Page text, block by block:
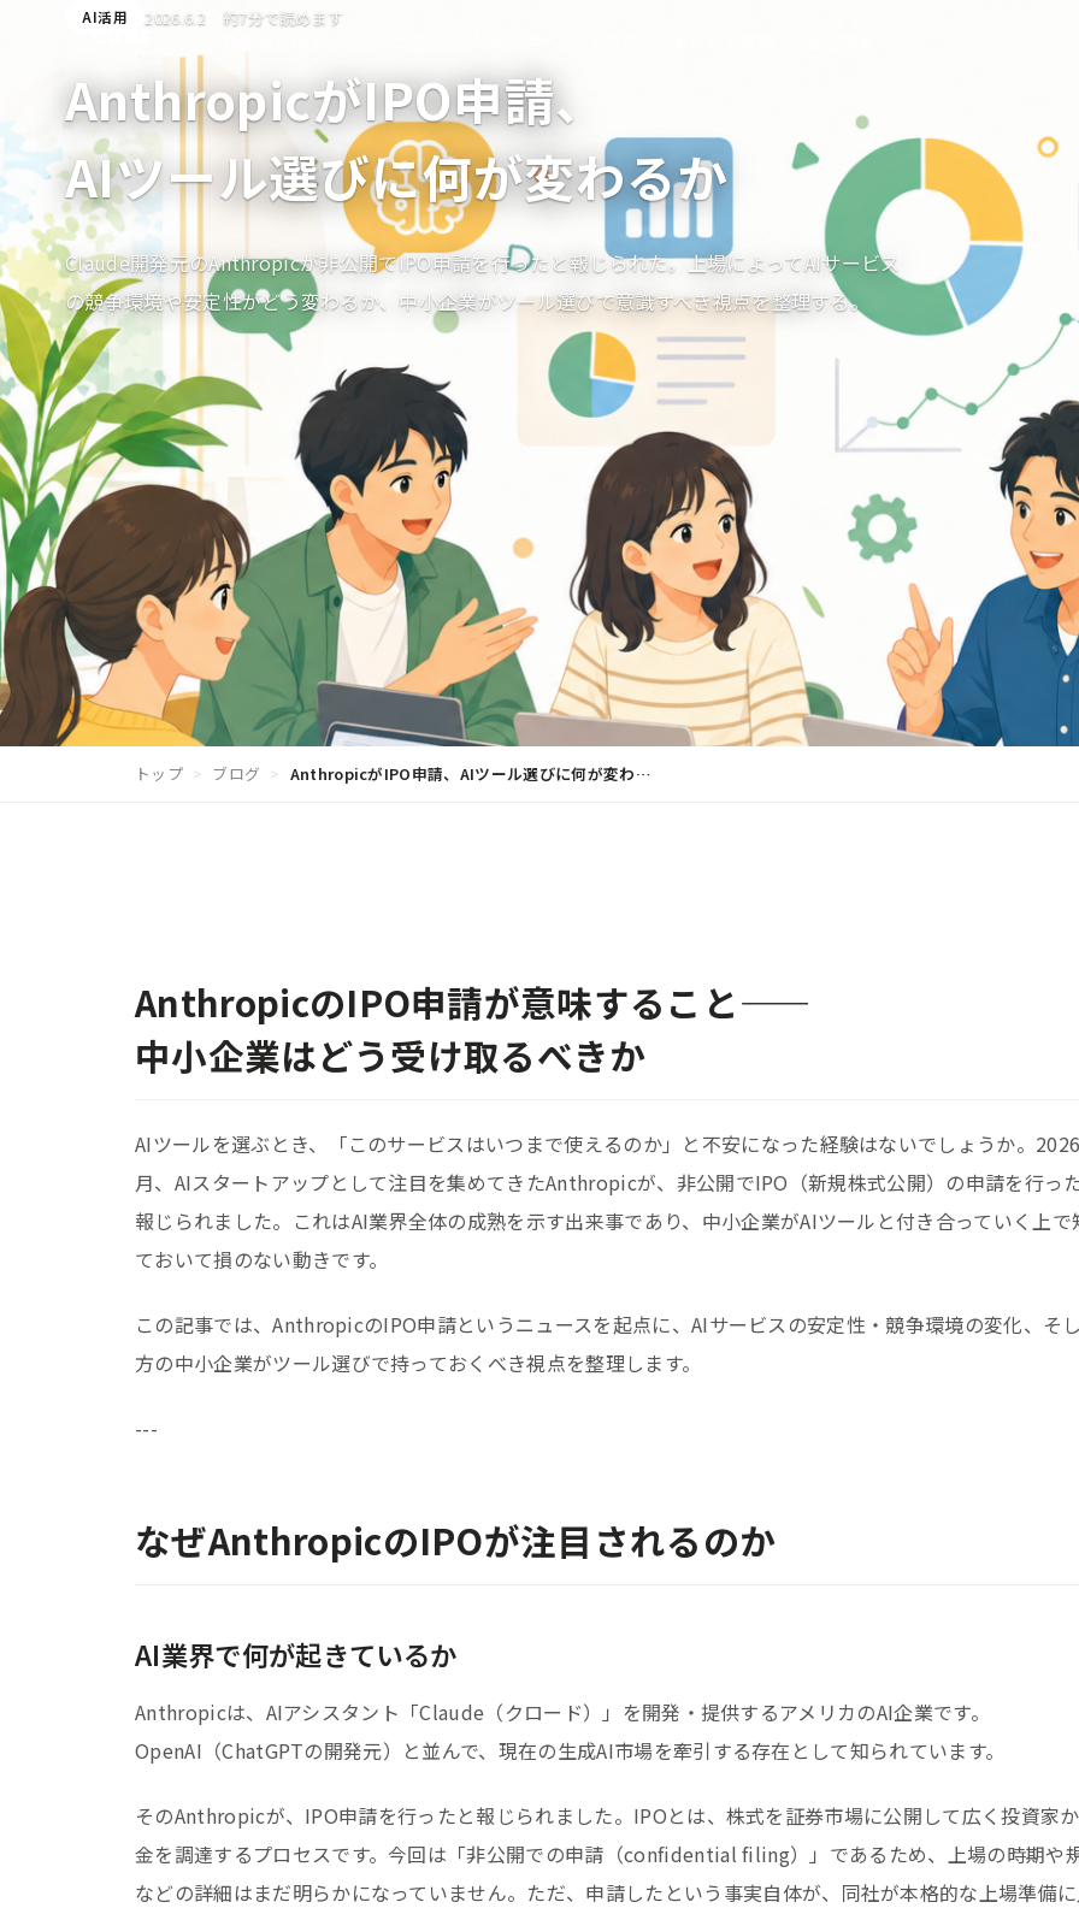
Ciras
AI活用 2026.6.2 約7分で読めます
AnthropicがIPO申請、
AIツール選びに何が変わるか
Claude開発元のAnthropicが非公開でIPO申請を行ったと報じられた。上場によってAIサービス
の競争環境や安定性がどう変わるか、中小企業がツール選びで意識すべき視点を整理する。
SCROLL
トップ > ブログ > AnthropicがIPO申請、AIツール選びに何が変わ…
AnthropicのIPO申請が意味すること――
中小企業はどう受け取るべきか
AIツールを選ぶとき、「このサービスはいつまで使えるのか」と不安になった経験はないでしょうか。
月、AIスタートアップとして注目を集めてきたAnthropicが、非公開でIPO（新規株式公開）の申請を行っ
報じられました。これはAI業界全体の成熟を示す出来事であり、中小企業がAIツールと付き合っていく上で
ておいて損のない動きです。
この記事では、AnthropicのIPO申請というニュースを起点に、AIサービスの安定性・競争環境の変化、そ
方の中小企業がツール選びで持っておくべき視点を整理します。
---
なぜAnthropicのIPOが注目されるのか
AI業界で何が起きているか
Anthropicは、AIアシスタント「Claude（クロード）」を開発・提供するアメリカのAI企業です。
OpenAI（ChatGPTの開発元）と並んで、現在の生成AI市場を牽引する存在として知られています。
そのAnthropicが、IPO申請を行ったと報じられました。IPOとは、株式を証券市場に公開して広く投資家
金を調達するプロセスです。今回は「非公開での申請（confidential filing）」であるため、上場の時期や
などの詳細はまだ明らかになっていません。ただ、申請したという事実自体が、同社が本格的な上場準備